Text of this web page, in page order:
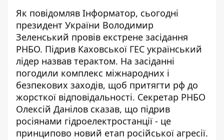
Як повідомляв Інформатор, сьогодні
президент України Володимир
Зеленський провів екстрене засідання
РНБО. Підрив Каховської ГЕС український
лідер назвав терактом. На засіданні
погодили комплекс міжнародних і
безпекових заходів, щоб притягти рф до
жорсткої відповідальності. Секретар РНБО
Олексій Данілов сказав, що підрив
росіянами гідроелектростанції - це
принципово новий етап російської агресії.